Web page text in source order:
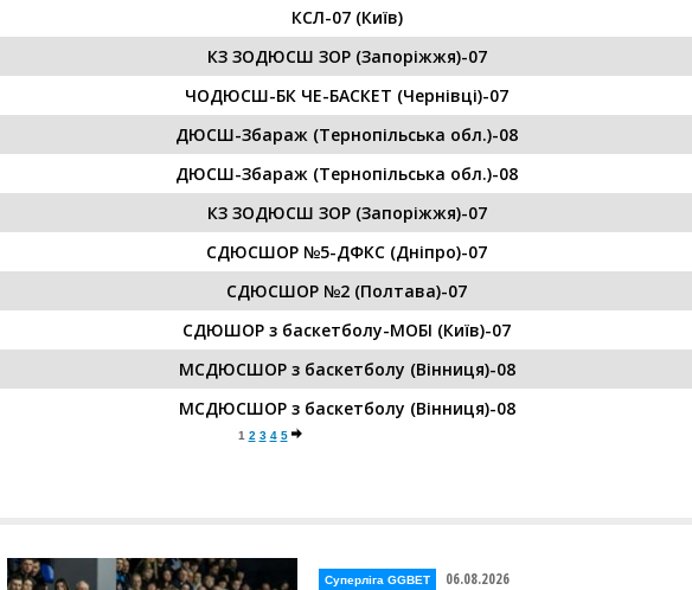
КСЛ-07 (Київ)
КЗ ЗОДЮСШ ЗОР (Запоріжжя)-07
ЧОДЮСШ-БК ЧЕ-БАСКЕТ (Чернівці)-07
ДЮСШ-Збараж (Тернопільська обл.)-08
ДЮСШ-Збараж (Тернопільська обл.)-08
КЗ ЗОДЮСШ ЗОР (Запоріжжя)-07
СДЮСШОР №5-ДФКС (Дніпро)-07
СДЮСШОР №2 (Полтава)-07
СДЮШОР з баскетболу-МОБІ (Київ)-07
МСДЮСШОР з баскетболу (Вінниця)-08
МСДЮСШОР з баскетболу (Вінниця)-08
1 2 3 4 5
Суперліга GGBET 06.08.2026